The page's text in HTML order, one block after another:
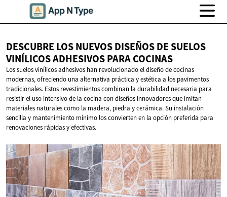
DESCUBRE LOS NUEVOS DISEÑOS DE SUELOS
VINÍLICOS ADHESIVOSPARA COCINAS
Los suelos vinílicos adhesivos han revolucionado el diseño de cocinas
modernas, ofreciendo una alternativa práctica y estética a los pavimentos
tradicionales. Estos revestimientos combinan la durabilidad necesaria para
resistir el uso intensivo de la cocina con diseños innovadores que imitan
materiales naturales como la madera, piedra y cerámica. Su instalación
sencilla y mantenimiento mínimo los convierten en la opción preferida para
renovaciones rápidas y efectivas.